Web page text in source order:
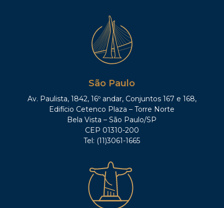
São Paulo
Av. Paulista, 1842, 16º andar, Conjuntos 167 e 168,
Edifício Cetenco Plaza – Torre Norte
Bela Vista – São Paulo/SP
CEP 01310-200
Tel: (11)3061-1665